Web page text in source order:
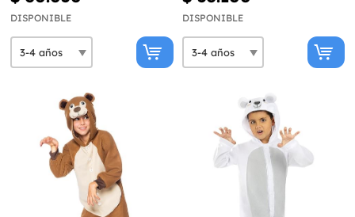
DISPONIBLE DISPONIBLE